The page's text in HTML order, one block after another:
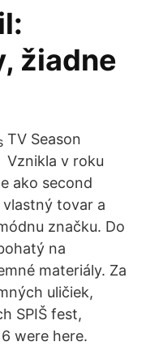
žiadne
TV Season
Vznikla v roku
ako second
tovar a
značku. Do
na
materiály. Za
uličiek,
SPIŠ fest,
were here.